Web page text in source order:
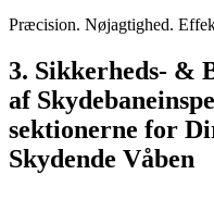
Præcision. Nøjagtighed.
3. Sikkerheds- &
af
sektionerne for
Skydende Våben